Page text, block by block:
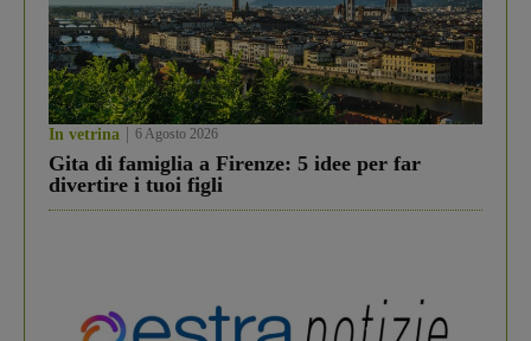
In vetrina 6 Agosto 2026
Gita di famiglia a Firenze: 5 idee per far
divertire i tuoi figli